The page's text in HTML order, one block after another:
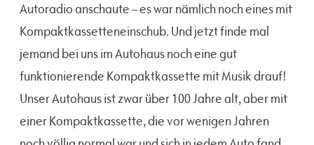
Autoradio anschaute – es war nämlich noch eines mit
Kompaktkassetteneinschub. Und jetzt finde mal
jemand bei uns im Autohaus noch eine gut
funktionierende Kompaktkassette mit Musik drauf!
Unser Autohaus ist zwar über 100 Jahre alt, aber mit
einer Kompaktkassette, die vor wenigen Jahren